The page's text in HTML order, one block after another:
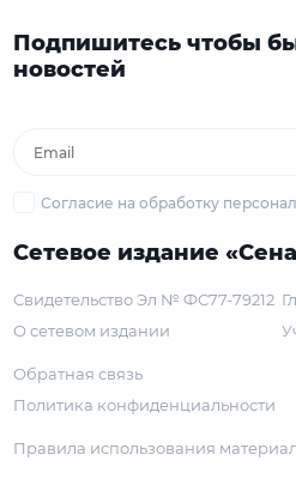
Подпишитесь чтобы
новостей
Согласие на обработку
Сетевое издание
Свидетельство Эл № ФС77-79212
О сетевом издании
Обратная связь
Политика конфиденциальности
Правила использования